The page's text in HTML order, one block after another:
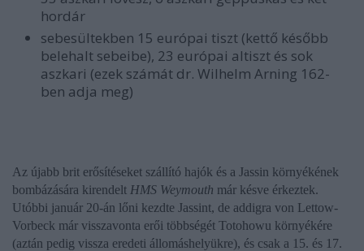
hordár
sebesültekben 15 európai tiszt (kettő később
belehalt sebeibe), 23 európai altiszt és sok
aszkari (ezek számát dr. Wilhelm Arning 162-
ben adja meg)
Az újabb brit erősítéseket szállító hajók és a Jassin környékének
bombázására kirendelt HMS Weymouth már késve érkeztek.
Utóbbi január 20-án lőni kezdte Jassint, de addigra von Lettow-
Vorbeck már visszavonta erői többségét Totohowu környékére
(aztán pedig vissza eredeti állomáshelyükre), és csak a 15. és 17.